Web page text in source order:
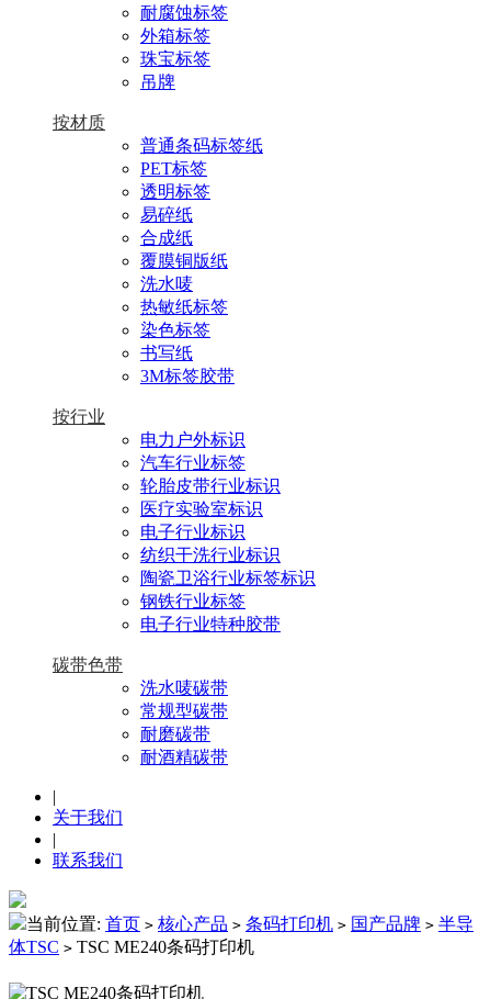
耐腐蚀标签
外箱标签
珠宝标签
吊牌
按材质
普通条码标签纸
PET标签
透明标签
易碎纸
合成纸
覆膜铜版纸
洗水唛
热敏纸标签
染色标签
书写纸
3M标签胶带
按行业
电力户外标识
汽车行业标签
轮胎皮带行业标识
医疗实验室标识
电子行业标识
纺织干洗行业标识
陶瓷卫浴行业标签标识
钢铁行业标签
电子行业特种胶带
碳带色带
洗水唛碳带
常规型碳带
耐磨碳带
耐酒精碳带
|
关于我们
|
联系我们
当前位置: 首页 > 核心产品 > 条码打印机 > 国产品牌 > 半导
体TSC > TSC ME240条码打印机